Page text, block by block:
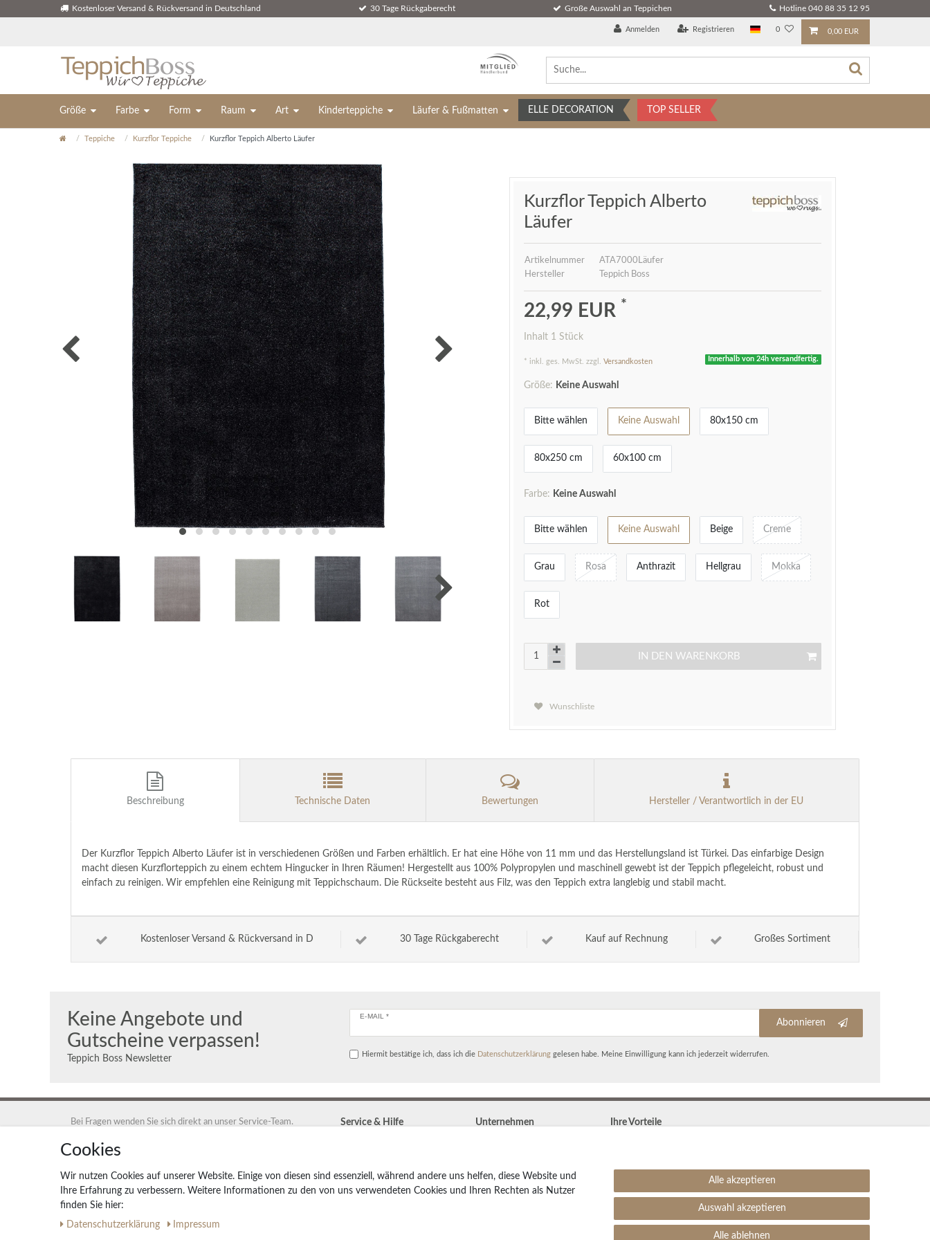
Kostenloser Versand & Rückversand in Deutschland 30 Tage Rückgaberecht Große Auswahl an Teppichen Hotline 040 88 35 12 95
Anmelden Registrieren 0 0,00 EUR
Größe Farbe Form Raum Art Kinderteppiche Läufer & Fußmatten ELLE DECORATION TOP SELLER
Teppiche Kurzflor Teppiche Kurzflor Teppich Alberto Läufer
Kurzflor Teppich Alberto
Läufer
Artikelnummer
ATA7000Läufer
Hersteller
Teppich Boss
22,99 EUR *
Inhalt 1 Stück
* inkl. ges. MwSt. zzgl. Versandkosten Innerhalb von 24h versandfertig.
Größe: Keine Auswahl
Bitte wählen Keine Auswahl 80x150 cm
80x250 cm 60x100 cm
Farbe: Keine Auswahl
Bitte wählen Keine Auswahl Beige Creme
Grau Rosa Anthrazit Hellgrau Mokka
Rot
IN DEN WARENKORB
Wunschliste
Beschreibung Technische Daten Bewertungen Hersteller / Verantwortlich in der EU
Der Kurzflor Teppich Alberto Läufer ist in verschiedenen Größen und Farben erhältlich. Er hat eine Höhe von 11 mm und das Herstellungsland ist Türkei. Das einfarbige Design
macht diesen Kurzflorteppich zu einem echtem Hingucker in Ihren Räumen! Hergestellt aus 100% Polypropylen und maschinell gewebt ist der Teppich pflegeleicht, robust und
einfach zu reinigen. Wir empfehlen eine Reinigung mit Teppichschaum. Die Rückseite besteht aus Filz, was den Teppich extra langlebig und stabil macht.
Kostenloser Versand & Rückversand in D 30 Tage Rückgaberecht Kauf auf Rechnung Großes Sortiment
Keine Angebote und
Gutscheine verpassen!
Teppich Boss Newsletter
E-MAIL *
Abonnieren
Hiermit bestätige ich, dass ich die Daten­schutz­erklärunggelesen habe. Meine Einwilligung kann ich jederzeit widerrufen.
Bei Fragen wenden Sie sich direkt an unser Service-Team.
+49 40 88 35 12 95
service@teppich-boss.de
Teppich Boss GmbH, 20259 Hamburg, Teppich Boss GmbH
Service & Hilfe
Teppich Lexikon
Pflegetipps
Unternehmen
Impressum
Ihre Vorteile
Kauf auf Rechnung
Einfache Auftragsverfolgung
Cookies
Wir nutzen Cookies auf unserer Website. Einige von diesen sind essenziell, während andere uns helfen, diese Website und
Ihre Erfahrung zu verbessern. Weitere Informationen zu den von uns verwendeten Cookies und Ihren Rechten als Nutzer
finden Sie hier:
Daten­schutz­erklärung
Impressum
Alle akzeptieren
Auswahl akzeptieren
Alle ablehnen